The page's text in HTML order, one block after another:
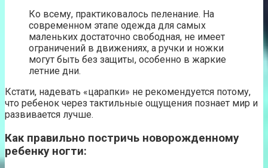
Ко всему, практиковалось пеленание. На
современном этапе одежда для самых
маленьких достаточно свободная, не имеет
ограничений в движениях, а ручки и ножки
могут быть без защиты, особенно в жаркие
летние дни.
Кстати, надевать «царапки» не рекомендуется потому,
что ребенок через тактильные ощущения познает мир и
развивается лучше.
Как правильно постричь новорожденному
ребенку ногти: